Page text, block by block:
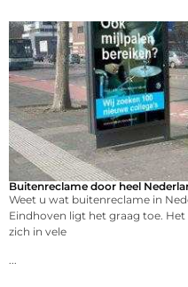
Buitenreclame door heel
Weet u wat buitenreclame in
Eindhoven ligt het graag toe.
zich in vele
...